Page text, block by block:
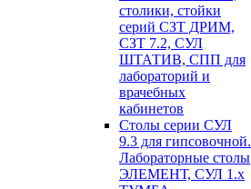
столики, стойки
серий СЗТ ДРИМ,
СЗТ 7.2, СУЛ
ШТАТИВ, СПП для
лабораторий и
врачебных
кабинетов
Столы серии СУЛ
9.3 для гипсовочной.
Лабораторные столы
ЭЛЕМЕНТ, СУЛ 1.х